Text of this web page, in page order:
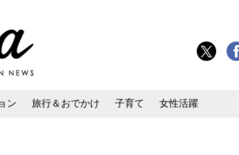
ン 旅行＆おでかけ 子育て 女性活躍